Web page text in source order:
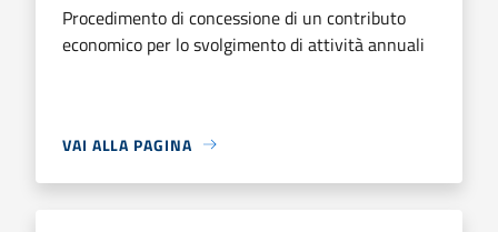
Procedimento di concessione di un contributo
economico per lo svolgimento di attività annuali
VAI ALLA PAGINA